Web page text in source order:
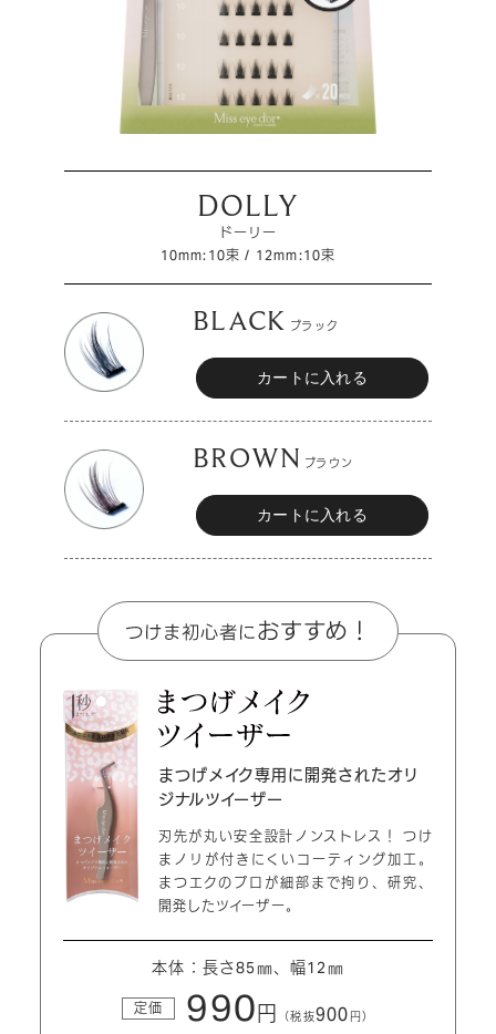
DOLLY
ドーリー
10mm:10束 / 12mm:10束
BLACK ブラック
BROWN ブラウン
まつげメイク専用に開発されたオリ
ジナルツイーザー
刃先が丸い安全設計ノンストレス！
つけ
まノリが付きにくいコーティング加工。
まつエクのプロが細部まで拘り、研究、
開発したツイーザー。
本体：長さ85㎜、幅12㎜
定価 990円 （税抜900 円）